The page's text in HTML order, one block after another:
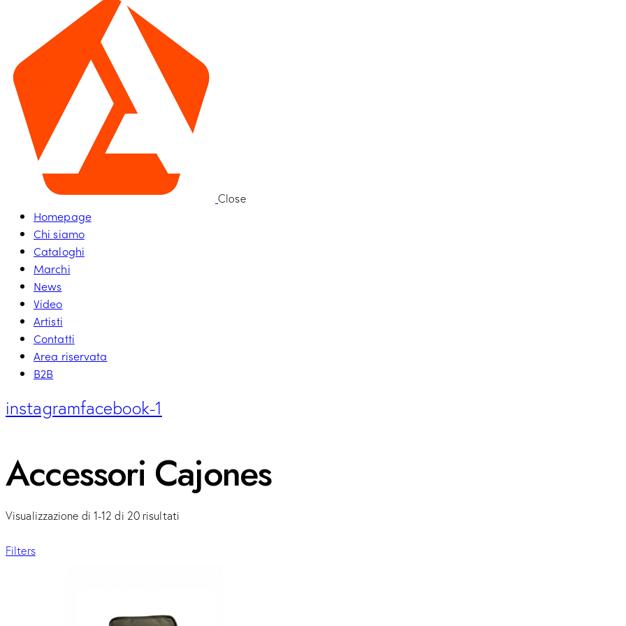
Close
Homepage
Chi siamo
Cataloghi
Marchi
News
Video
Artisti
Contatti
Area riservata
B2B
instagramfacebook-1
Accessori Cajones
Visualizzazione di 1-12 di 20 risultati
Filters